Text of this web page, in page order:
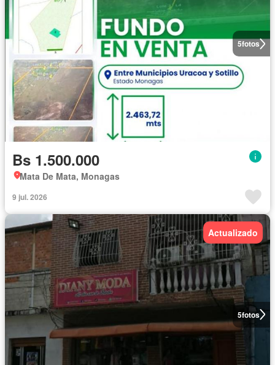
5fotos
Bs 1.500.000
Mata De Mata, Monagas
9 jul. 2026
5fotos
Actualizado